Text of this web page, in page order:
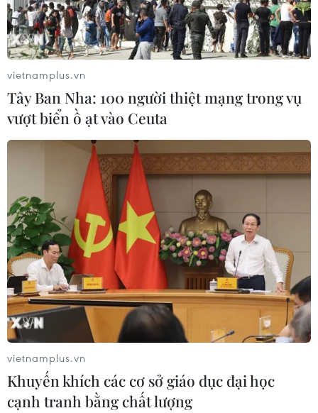
Uber đặt mục tiêu trở thành “Amazon của
ngành giao thông”
03/03/2019 14:40
Tầm nhìn của Uber về tương lai mới cho lĩnh vực di
chuyển cá nhân, trở thành "Amazon của ngành giao
thông vận tải," được đưa ra trước thềm công ty này
vietnamplus.vn
Tây Ban Nha: 100 người thiệt mạng trong vụ
vượt biển ồ ạt vào Ceuta
vietnamplus.vn
Khuyến khích các cơ sở giáo dục đại học
cạnh tranh bằng chất lượng